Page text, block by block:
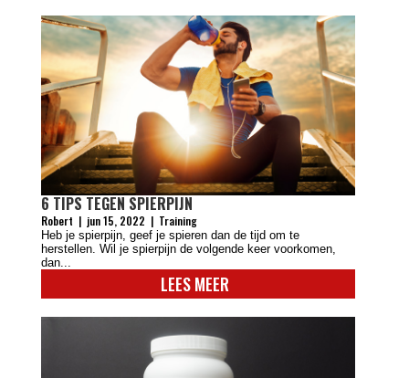
6 TIPS TEGEN SPIERPIJN
Robert | jun 15, 2022 | Training
Heb je spierpijn, geef je spieren dan de tijd om te
herstellen. Wil je spierpijn de volgende keer voorkomen,
dan...
LEES MEER